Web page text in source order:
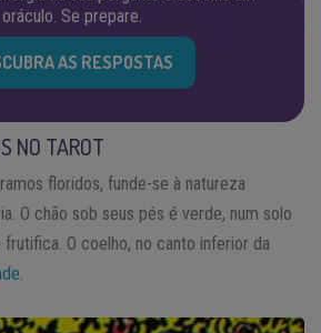
oráculo. Se prepare.
AS RESPOSTAS
NO TAROT
floridos, funde-se à natureza
O chão sob seus pés é verde, num solo
O coelho, no canto inferior da